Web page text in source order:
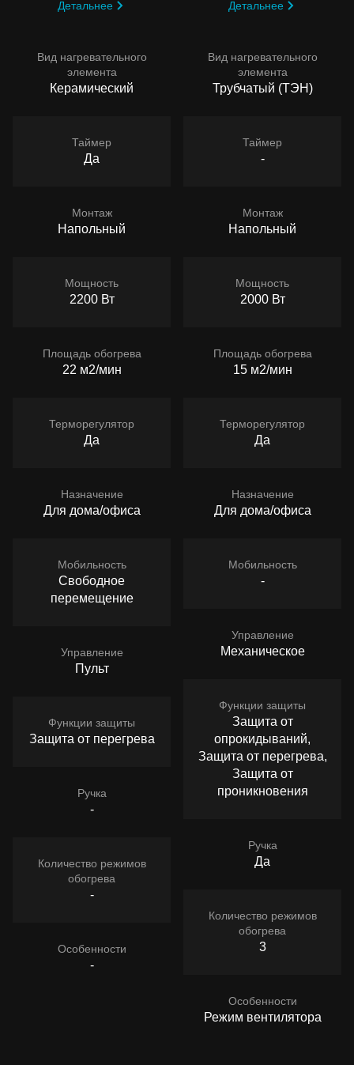
Детальнее
Вид нагревательного
элемента
Керамический
Таймер
Да
Монтаж
Напольный
Мощность
2200 Вт
Площадь обогрева
22 м2/мин
Терморегулятор
Да
Назначение
Для дома/офиса
Мобильность
Свободное
перемещение
Управление
Пульт
Функции защиты
Защита от перегрева
Ручка
-
Количество режимов
обогрева
-
Особенности
-
Детальнее
Вид нагревательного
элемента
Трубчатый (ТЭН)
Таймер
-
Монтаж
Напольный
Мощность
2000 Вт
Площадь обогрева
15 м2/мин
Терморегулятор
Да
Назначение
Для дома/офиса
Мобильность
-
Управление
Механическое
Функции защиты
Защита от
опрокидываний,
Защита от перегрева,
Защита от
проникновения
Ручка
Да
Количество режимов
обогрева
3
Особенности
Режим вентилятора